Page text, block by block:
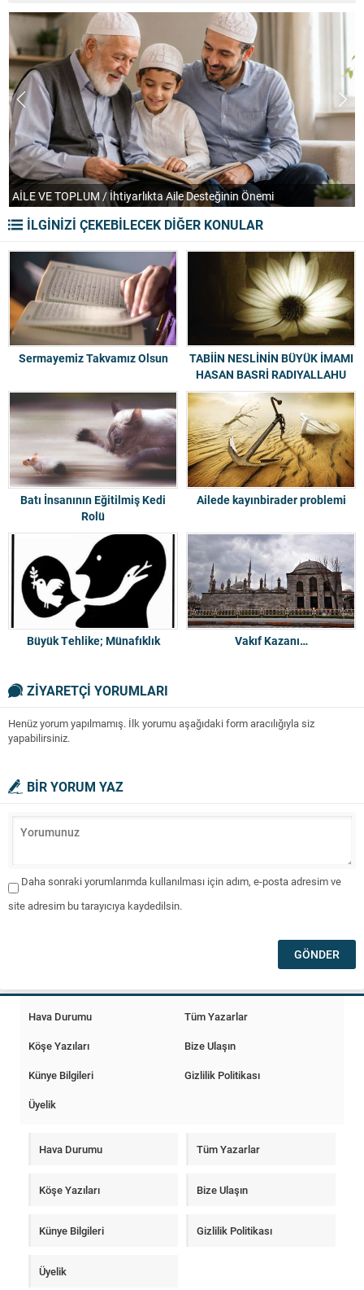
AİLE VE TOPLUM / İhtiyarlıkta Aile Desteğinin Önemi
İLGİNİZİ ÇEKEBİLECEK DİĞER KONULAR
Sermayemiz Takvamız Olsun
TABİİN NESLİNİN BÜYÜK İMAMI
HASAN BASRİ RADIYALLAHU
ANH
Batı İnsanının Eğitilmiş Kedi
Rolü
Ailede kayınbirader problemi
Büyük Tehlike; Münafıklık Vakıf Kazanı…
ZİYARETÇİ YORUMLARI
Henüz yorum yapılmamış. İlk yorumu aşağıdaki form aracılığıyla siz
yapabilirsiniz.
BİR YORUM YAZ
Daha sonraki yorumlarımda kullanılması için adım, e-posta adresim ve
site adresim bu tarayıcıya kaydedilsin.
Hava Durumu
Tüm Yazarlar
Köşe Yazıları
Bize Ulaşın
Künye Bilgileri
Gizlilik Politikası
Üyelik
Hava Durumu Tüm Yazarlar
Köşe Yazıları Bize Ulaşın
Künye Bilgileri Gizlilik Politikası
Üyelik